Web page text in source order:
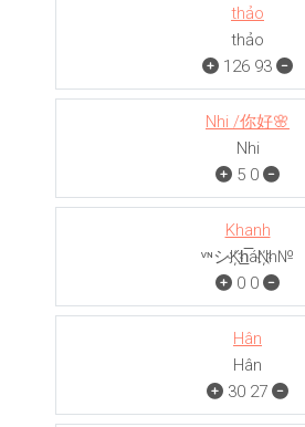
thảo
thảo
126 93
Nhi /你好🌸
Nhi
5 0
Khanh
ᵛᶰシK҉h̲̅áN҉h№
0 0
Hân
Hân
30 27